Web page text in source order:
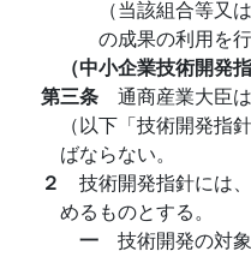
（当該組合等又
の成果の利用を
（中小企業技術開発指
第三条 通商産業大臣
（以下「技術開発指
ばならない。
２ 技術開発指針には
めるものとする。
一 技術開発の対